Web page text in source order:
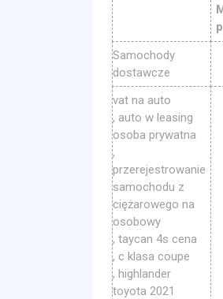
Samochody
dostawcze
vat na auto
, auto w leasing
osoba prywatna
,
przerejestrowanie
samochodu z
ciężarowego na
osobowy
, taycan 4s cena
, c klasa coupe
, highlander
toyota 2021